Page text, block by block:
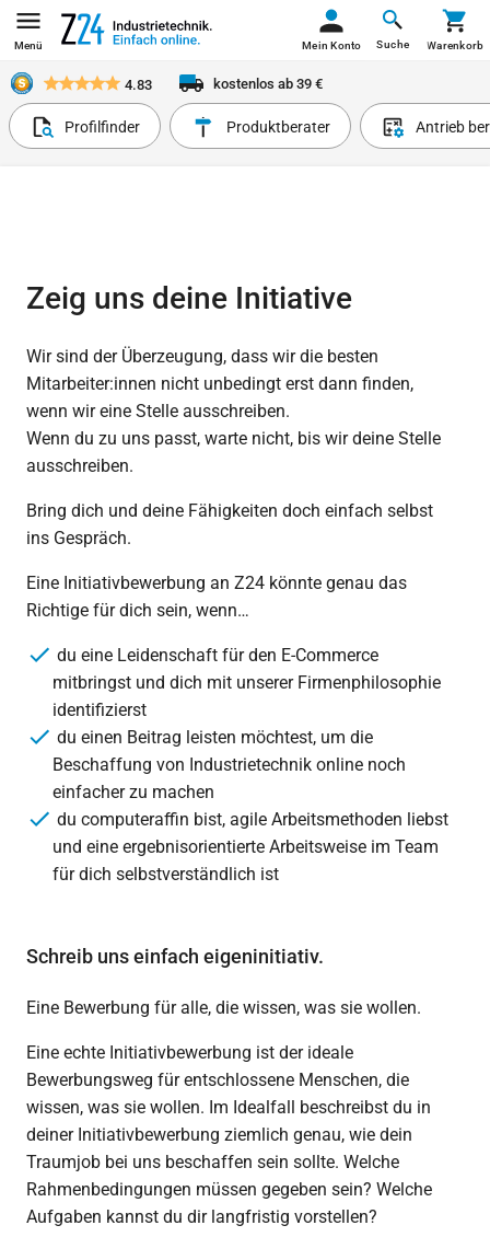
Menü Suche
Mein Konto Warenkorb
4.83 kostenlos ab 39 €
Profilfinder Produktberater Antrieb
Zeig uns deine Initiative
Wir sind der Überzeugung, dass wir die besten
Mitarbeiter:innen nicht unbedingt erst dann finden,
wenn wir eine Stelle ausschreiben.
Wenn du zu uns passt, warte nicht, bis wir deine Stelle
ausschreiben.
Bring dich und deine Fähigkeiten doch einfach selbst
ins Gespräch.
Eine Initiativbewerbung an Z24 könnte genau das
Richtige für dich sein, wenn…
du eine Leidenschaft für den E-Commerce
mitbringst und dich mit unserer Firmenphilosophie
identifizierst
du einen Beitrag leisten möchtest, um die
Beschaffung von Industrietechnik online noch
einfacher zu machen
du computeraffin bist, agile Arbeitsmethoden liebst
und eine ergebnisorientierte Arbeitsweise im Team
für dich selbstverständlich ist
Schreib uns einfach eigeninitiativ.
Eine Bewerbung für alle, die wissen, was sie wollen.
Eine echte Initiativbewerbung ist der ideale
Bewerbungsweg für entschlossene Menschen, die
wissen, was sie wollen. Im Idealfall beschreibst du in
deiner Initiativbewerbung ziemlich genau, wie dein
Traumjob bei uns beschaffen sein sollte. Welche
Rahmenbedingungen müssen gegeben sein? Welche
Aufgaben kannst du dir langfristig vorstellen?